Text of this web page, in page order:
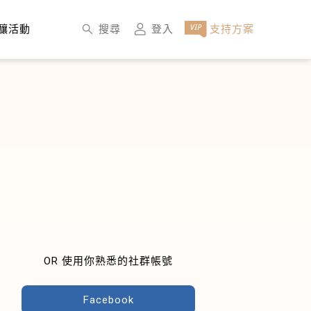
活動 搜尋 登入 支持方案
OR 使用你熟悉的社群帳號
Facebook